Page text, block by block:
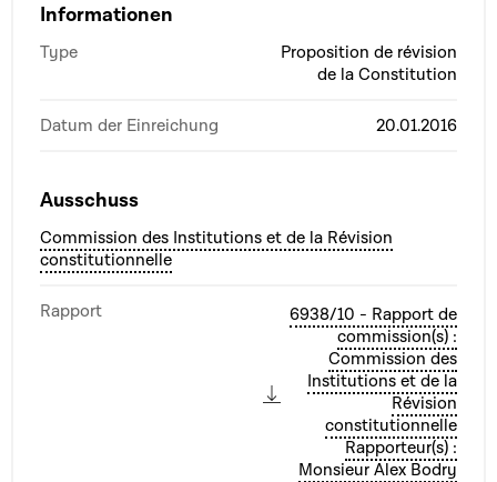
Informationen
Type
Proposition de révision
de la Constitution
Datum der Einreichung 20.01.2016
Ausschuss
Commission des Institutions et de la Révision
constitutionnelle
Rapport
6938/10 - Rapport de
commission(s) :
Commission des
Institutions et de la
Révision
constitutionnelle
Rapporteur(s) :
Monsieur Alex Bodry